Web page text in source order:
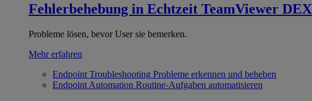
Fehlerbehebung in Echtzeit TeamViewer DEX
Probleme lösen, bevor User sie bemerken.
Mehr erfahren
Endpoint Troubleshooting Probleme erkennen und beheben
Endpoint Automation Routine-Aufgaben automatisieren